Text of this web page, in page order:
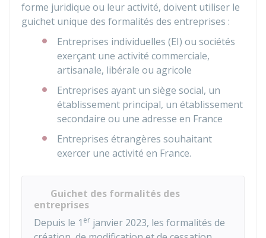
forme juridique ou leur activité, doivent utiliser le
guichet unique des formalités des entreprises :
Entreprises individuelles (EI) ou sociétés
exerçant une activité commerciale,
artisanale, libérale ou agricole
Entreprises ayant un siège social, un
établissement principal, un établissement
secondaire ou une adresse en France
Entreprises étrangères souhaitant
exercer une activité en France.
Guichet des formalités des
entreprises
Depuis le 1 er janvier 2023, les formalités de